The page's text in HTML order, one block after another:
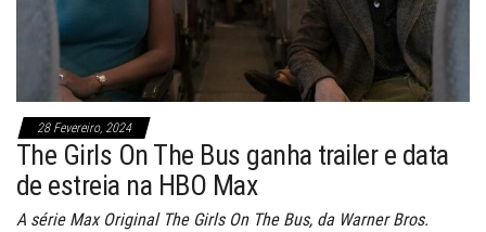
28 Fevereiro, 2024
The Girls On The Bus ganha trailer e data
de estreia na HBO Max
A série Max Original The Girls On The Bus, da Warner Bros.